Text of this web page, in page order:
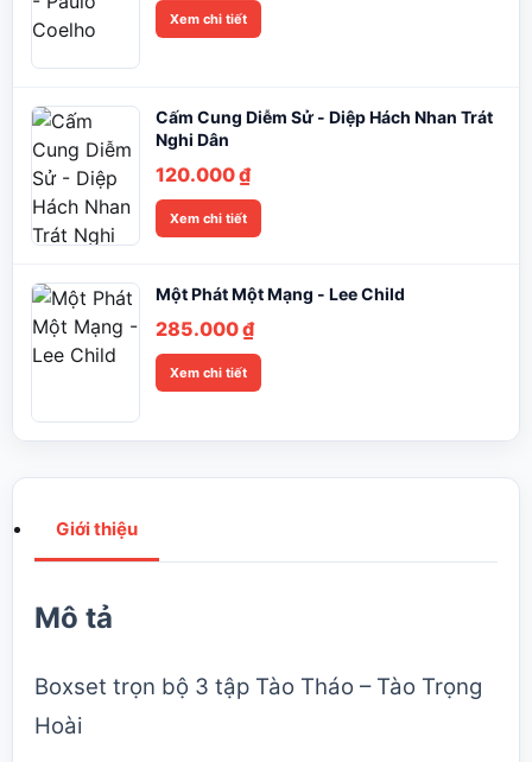
Xem chi tiết
Cấm Cung Diễm Sử - Diệp Hách Nhan Trát
Nghi Dân
120.000₫
Xem chi tiết
Một Phát Một Mạng - Lee Child
285.000₫
Xem chi tiết
Giới thiệu
Mô tả
Boxset trọn bộ 3 tập Tào Tháo – Tào Trọng
Hoài